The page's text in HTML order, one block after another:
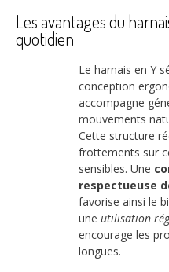
Les avantages du
quotidien
Le harnais en Y
conception
accompagne
mouvements
Cette structure
frottements sur
sensibles. Une
respectueuse
favorise ainsi le
une utilisation
encourage les
longues.